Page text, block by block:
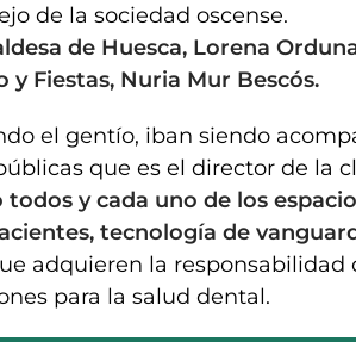
de la sociedad oscense.
de Huesca, Lorena
Fiestas, Nuria Mur Bescós.
el gentío, iban siendo
que es el director de la
y cada uno de los
tecnología de
adquieren la responsabilidad
para la salud dental.